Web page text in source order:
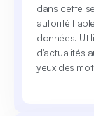
dans cette
autorité
données.
d'actualités
yeux des